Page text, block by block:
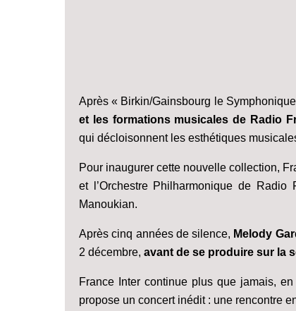
Après « Birkin/Gainsbourg le
et les formations musicales de Radio
qui décloisonnent les esthétiques
Pour inaugurer cette nouvelle collection,
et l’Orchestre Philharmonique de
Manoukian.
Après cinq années de silence, Melody
2 décembre, avant de se produire sur la
France Inter continue plus que jamais,
propose un concert inédit : une rencontre